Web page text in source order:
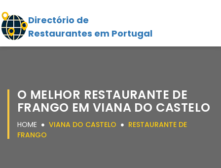
Directório de
Restaurantes em Portugal
O MELHOR RESTAURANTE DE
FRANGO EM VIANA DO CASTELO
HOME VIANA DO CASTELO
RESTAURANTE DE
FRANGO